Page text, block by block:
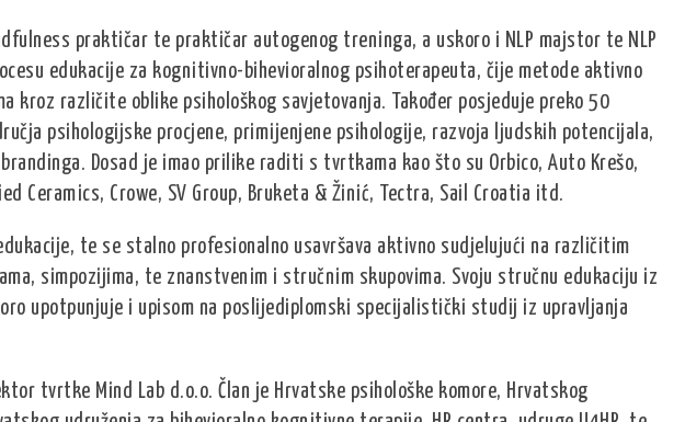
praktičar te praktičar autogenog treninga, a uskoro i NLP majstor te NLP
edukacije za kognitivno-bihevioralnog psihoterapeuta, čije metode aktivno
kroz različite oblike psihološkog savjetovanja. Također posjeduje preko 50
psihologijske procjene, primijenjene psihologije, razvoja ljudskih potencijala,
Dosad je imao prilike raditi s tvrtkama kao što su Orbico, Auto Krešo,
Ceramics, Crowe, SV Group, Bruketa & Žinić, Tectra, Sail Croatia itd.
te se stalno profesionalno usavršava aktivno sudjelujući na različitim
simpozijima, te znanstvenim i stručnim skupovima. Svoju stručnu edukaciju iz
upotpunjuje i upisom na poslijediplomski specijalistički studij iz upravljanja
tvrtke Mind Lab d.o.o. Član je Hrvatske psihološke komore, Hrvatskog